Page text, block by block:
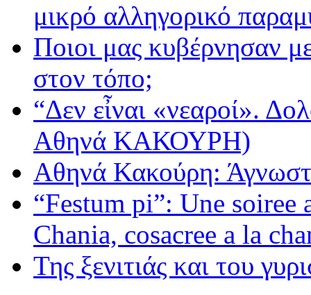
μικρό αλληγορικό
Ποιοι μας κυβέρνησαν
στον τόπο;
“Δεν εἶναι «νεαροί».
Αθηνά ΚΑΚΟΥΡΗ)
Αθηνά Κακούρη:
“Festum pi”: Une soiree
Chania, cosacree a la
Της ξενιτιάς και του